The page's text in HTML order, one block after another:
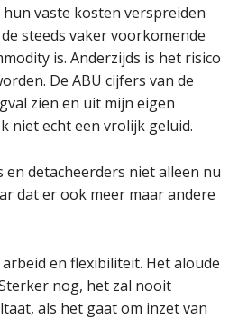
vaste kosten verspreiden
steeds vaker voorkomende
is. Anderzijds is het risico
De ABU cijfers van de
zien en uit mijn eigen
niet echt een vrolijk geluid.
detacheerders niet alleen nu
dat er ook meer maar andere
en flexibiliteit. Het aloude
nog, het zal nooit
als het gaat om inzet van